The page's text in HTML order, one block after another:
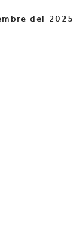
del 2025